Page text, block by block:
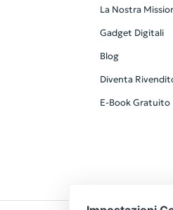
La Nostra
Gadget Digitali
Blog
Diventa
E-Book Gratuito